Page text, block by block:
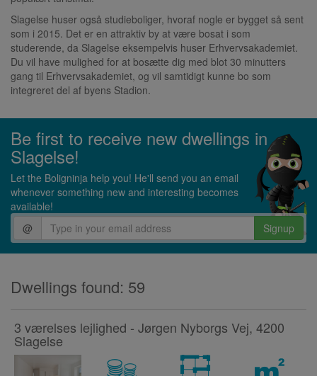
Slagelse huser også studieboliger, hvoraf nogle er bygget så sent
som i 2015. Det er en attraktiv by at være bosat i som
studerende, da Slagelse eksempelvis huser Erhvervsakademiet.
Du vil have mulighed for at bosætte dig med blot 30 minutters
gang til Erhvervsakademiet, og vil samtidigt kunne bo som
integreret del af byens Stadion.
Be first to receive new dwellings in
Slagelse!
Let the Boligninja help you! He'll send you an email
whenever something new and interesting becomes
available!
@
Signup
Dwellings found: 59
3 værelses lejlighed - Jørgen Nyborgs Vej, 4200
Slagelse